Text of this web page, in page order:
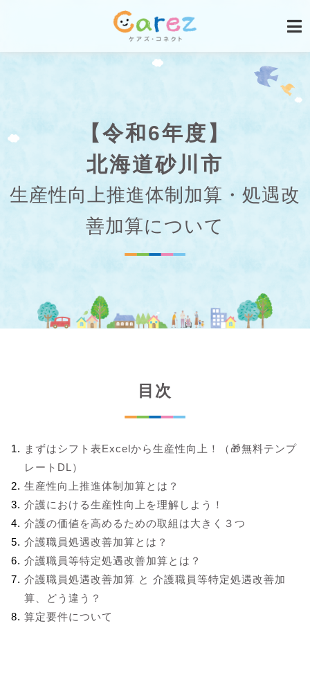
【令和6年度】
北海道砂川市
生産性向上推進体制加算・処遇改
善加算について
目次
まずはシフト表Excelから生産性向上！（🎁無料テンプ
レートDL）
生産性向上推進体制加算とは？
介護における生産性向上を理解しよう！
介護の価値を高めるための取組は大きく３つ
介護職員処遇改善加算とは？
介護職員等特定処遇改善加算とは？
介護職員処遇改善加算 と 介護職員等特定処遇改善加
算、どう違う？
算定要件について